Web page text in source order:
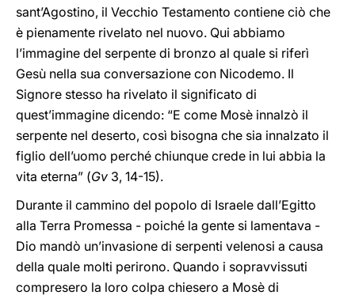
sant’Agostino, il Vecchio Testamento contiene ciò che
è pienamente rivelato nel nuovo. Qui abbiamo
l’immagine del serpente di bronzo al quale si riferì
Gesù nella sua conversazione con Nicodemo. Il
Signore stesso ha rivelato il significato di
quest’immagine dicendo: “E come Mosè innalzò il
serpente nel deserto, così bisogna che sia innalzato il
figlio dell’uomo perché chiunque crede in lui abbia la
vita eterna” (Gv 3, 14-15).
Durante il cammino del popolo di Israele dall’Egitto
alla Terra Promessa - poiché la gente si lamentava -
Dio mandò un’invasione di serpenti velenosi a causa
della quale molti perirono. Quando i sopravvissuti
compresero la loro colpa chiesero a Mosè di